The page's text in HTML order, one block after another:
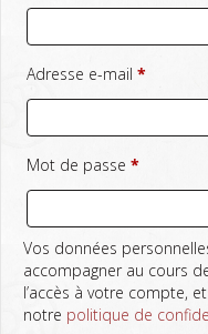
Adresse e-mail *
Mot de passe *
Vos données
accompagner au cours
l’accès à votre compte,
notre politique de